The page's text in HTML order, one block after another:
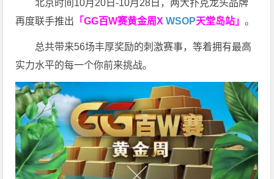
北京时间10月20日-10月28日，两大扑克龙头品牌
再度联手推出 「GG百W赛黄金周XWSOP天堂岛站」。
总共带来56场丰厚奖励的刺激赛事，等着拥有最高
实力水平的每一个你前来挑战。